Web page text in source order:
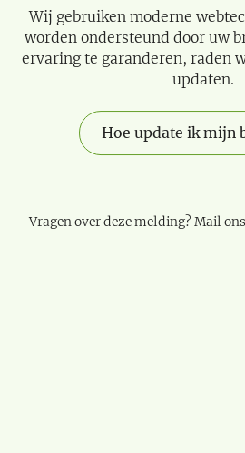
Wij gebruiken moderne
worden ondersteund door uw
ervaring te garanderen, raden
updaten.
Hoe update ik mijn
Vragen over deze melding? Mail